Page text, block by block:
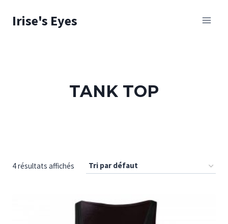
Irise's Eyes
TANK TOP
4 résultats affichés